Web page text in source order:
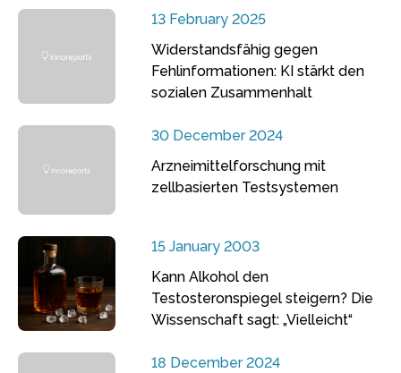
13 February 2025
Widerstandsfähig gegen
Fehlinformationen: KI stärkt den
sozialen Zusammenhalt
30 December 2024
Arzneimittelforschung mit
zellbasierten Testsystemen
15 January 2003
Kann Alkohol den
Testosteronspiegel steigern? Die
Wissenschaft sagt: „Vielleicht“
18 December 2024